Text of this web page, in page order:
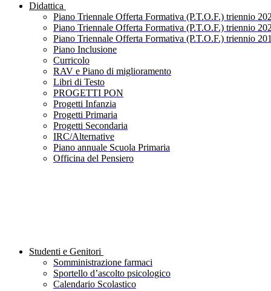
Didattica
Piano Triennale Offerta Formativa (P.T.O.F.) triennio
Piano Triennale Offerta Formativa (P.T.O.F.) triennio
Piano Triennale Offerta Formativa (P.T.O.F.) triennio
Piano Inclusione
Curricolo
RAV e Piano di miglioramento
Libri di Testo
PROGETTI PON
Progetti Infanzia
Progetti Primaria
Progetti Secondaria
IRC/Alternative
Piano annuale Scuola Primaria
Officina del Pensiero
Studenti e Genitori
Somministrazione farmaci
Sportello d’ascolto psicologico
Calendario Scolastico